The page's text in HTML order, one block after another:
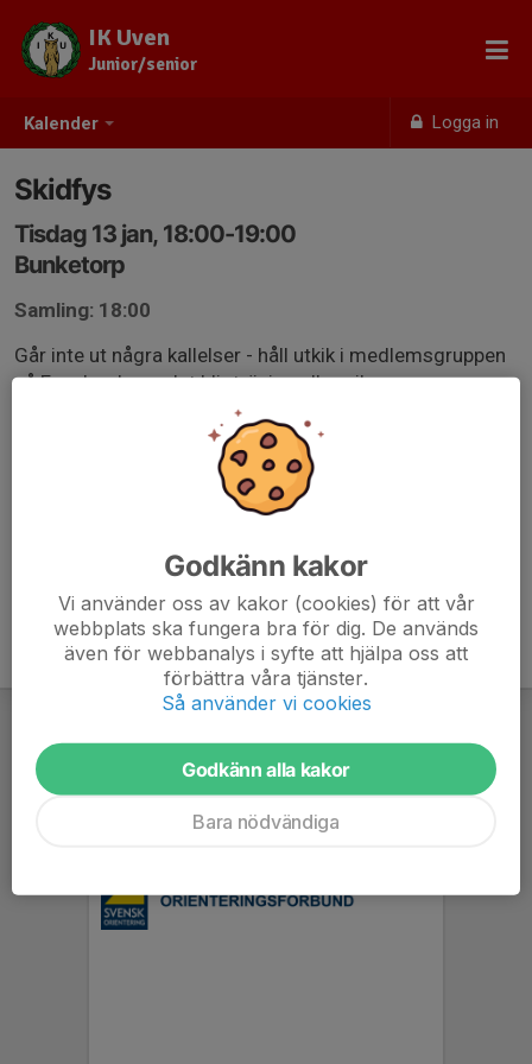
Kalender Logga in
IK Uven
Junior/senior
Skidfys
Tisdag 13 jan, 18:00-19:00
Bunketorp
Samling: 18:00
Går inte ut några kallelser - håll utkik i medlemsgruppen
på Facebook om det blir träning eller ej!
Godkänn kakor
Vi använder oss av kakor (cookies) för att vår
webbplats ska fungera bra för dig. De används
även för webbanalys i syfte att hjälpa oss att
förbättra våra tjänster.
Så använder vi cookies
Godkänn alla kakor
Bara nödvändiga